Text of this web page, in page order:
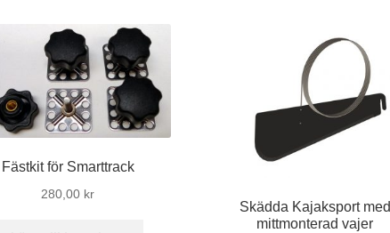
Fästkit för Smarttrack
280,00 kr
Skädda Kajaksport med
mittmonterad vajer